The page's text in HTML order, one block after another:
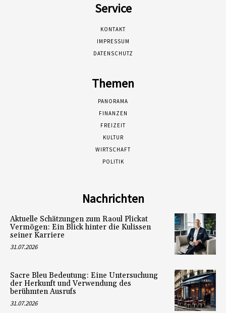
Service
KONTAKT
IMPRESSUM
DATENSCHUTZ
Themen
PANORAMA
FINANZEN
FREIZEIT
KULTUR
WIRTSCHAFT
POLITIK
Nachrichten
Aktuelle Schätzungen zum Raoul Plickat
Vermögen: Ein Blick hinter die Kulissen
seiner Karriere
31.07.2026
Sacre Bleu Bedeutung: Eine Untersuchung
der Herkunft und Verwendung des
berühmten Ausrufs
31.07.2026